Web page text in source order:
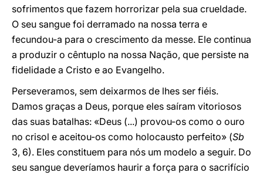
sofrimentos que fazem horrorizar pela sua crueldade.
O seu sangue foi derramado na nossa terra e
fecundou-a para o crescimento da messe. Ele continua
a produzir o cêntuplo na nossa Nação, que persiste na
fidelidade a Cristo e ao Evangelho.
Perseveramos, sem deixarmos de lhes ser fiéis.
Damos graças a Deus, porque eles saíram vitoriosos
das suas batalhas: «Deus (...) provou-os como o ouro
no crisol e aceitou-os como holocausto perfeito» (Sb
3, 6). Eles constituem para nós um modelo a seguir. Do
seu sangue deveríamos haurir a força para o sacrifício